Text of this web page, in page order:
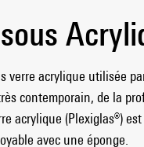
verre acrylique utilisée
contemporain, de la
acrylique (Plexiglas®)
avec une éponge.